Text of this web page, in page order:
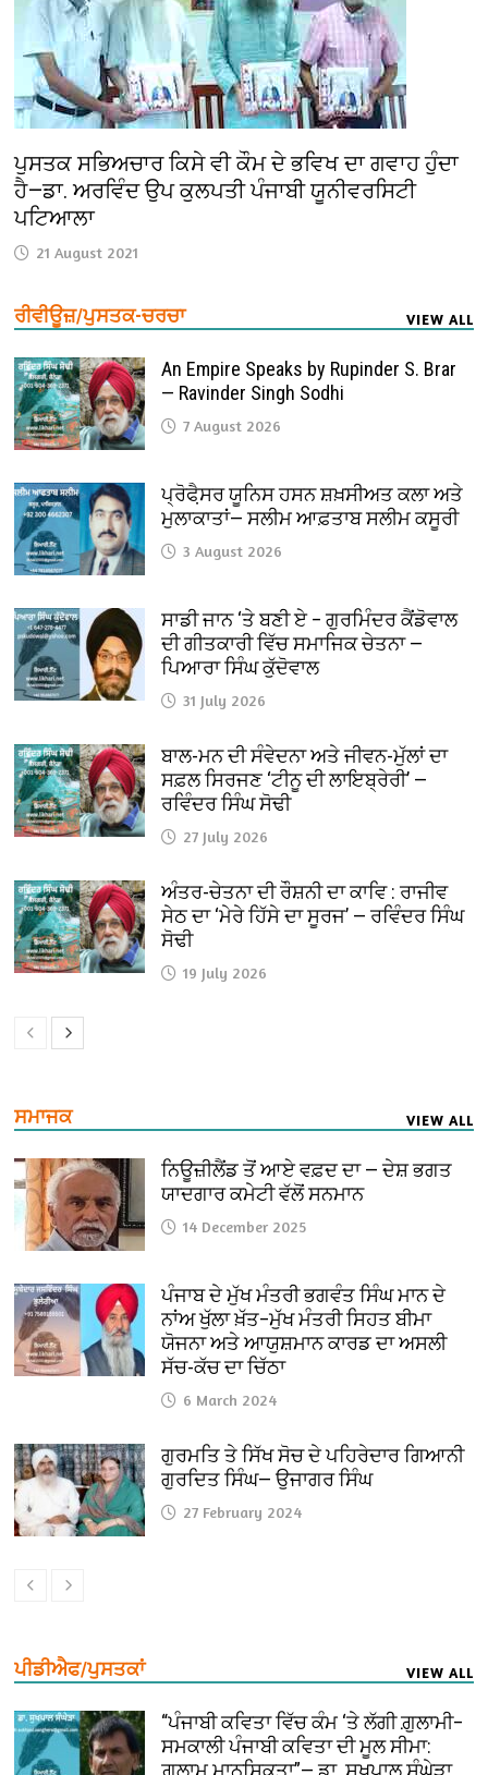
ਪੁਸਤਕ ਸਭਿਅਚਾਰ ਕਿਸੇ ਵੀ ਕੌਮ ਦੇ ਭਵਿਖ ਦਾ ਗਵਾਹ ਹੁੰਦਾ
ਹੈ—ਡਾ. ਅਰਵਿੰਦ ਉਪ ਕੁਲਪਤੀ ਪੰਜਾਬੀ ਯੂਨੀਵਰਸਿਟੀ
ਪਟਿਆਲਾ
21 August 2021
ਰੀਵੀਊਜ਼/ਪੁਸਤਕ-ਚਰਚਾ VIEW ALL
An Empire Speaks by Rupinder S. Brar
— Ravinder Singh Sodhi
7 August 2026
ਪ੍ਰੋਫੈ਼ਸਰ ਯੂਨਿਸ ਹਸਨ ਸ਼ਖ਼ਸੀਅਤ ਕਲਾ ਅਤੇ
ਮੁਲਾਕਾਤਾਂ— ਸਲੀਮ ਆਫ਼ਤਾਬ ਸਲੀਮ ਕਸੂਰੀ
3 August 2026
ਸਾਡੀ ਜਾਨ ‘ਤੇ ਬਣੀ ਏ – ਗੁਰਮਿੰਦਰ ਕੈਂਡੋਵਾਲ
ਦੀ ਗੀਤਕਾਰੀ ਵਿੱਚ ਸਮਾਜਿਕ ਚੇਤਨਾ —
ਪਿਆਰਾ ਸਿੰਘ ਕੁੱਦੋਵਾਲ
31 July 2026
ਬਾਲ-ਮਨ ਦੀ ਸੰਵੇਦਨਾ ਅਤੇ ਜੀਵਨ-ਮੁੱਲਾਂ ਦਾ
ਸਫ਼ਲ ਸਿਰਜਣ ‘ਟੀਨੂ ਦੀ ਲਾਇਬ੍ਰੇਰੀ’ —
ਰਵਿੰਦਰ ਸਿੰਘ ਸੋਢੀ
27 July 2026
ਅੰਤਰ-ਚੇਤਨਾ ਦੀ ਰੌਸ਼ਨੀ ਦਾ ਕਾਵਿ : ਰਾਜੀਵ
ਸੇਠ ਦਾ ‘ਮੇਰੇ ਹਿੱਸੇ ਦਾ ਸੂਰਜ’ — ਰਵਿੰਦਰ ਸਿੰਘ
ਸੋਢੀ
19 July 2026
ਸਮਾਜਕ VIEW ALL
ਨਿਊਜ਼ੀਲੈਂਡ ਤੋਂ ਆਏ ਵਫ਼ਦ ਦਾ — ਦੇਸ਼ ਭਗਤ
ਯਾਦਗਾਰ ਕਮੇਟੀ ਵੱਲੋਂ ਸਨਮਾਨ
14 December 2025
ਪੰਜਾਬ ਦੇ ਮੁੱਖ ਮੰਤਰੀ ਭਗਵੰਤ ਸਿੰਘ ਮਾਨ ਦੇ
ਨਾਂਅ ਖੁੱਲਾ ਖ਼ੱਤ–ਮੁੱਖ ਮੰਤਰੀ ਸਿਹਤ ਬੀਮਾ
ਯੋਜਨਾ ਅਤੇ ਆਯੁਸ਼ਮਾਨ ਕਾਰਡ ਦਾ ਅਸਲੀ
ਸੱਚ-ਕੱਚ ਦਾ ਚਿੱਠਾ
6 March 2024
ਗੁਰਮਤਿ ਤੇ ਸਿੱਖ ਸੋਚ ਦੇ ਪਹਿਰੇਦਾਰ ਗਿਆਨੀ
ਗੁਰਦਿਤ ਸਿੰਘ— ਉਜਾਗਰ ਸਿੰਘ
27 February 2024
ਪੀਡੀਐਫ/ਪੁਸਤਕਾਂ VIEW ALL
“ਪੰਜਾਬੀ ਕਵਿਤਾ ਵਿੱਚ ਕੰਮ ‘ਤੇ ਲੱਗੀ ਗ਼ੁਲਾਮੀ–
ਸਮਕਾਲੀ ਪੰਜਾਬੀ ਕਵਿਤਾ ਦੀ ਮੂਲ ਸੀਮਾ:
ਗ਼ੁਲਾਮ ਮਾਨਸਿਕਤਾ”— ਡਾ. ਸੁਖਪਾਲ ਸੰਘੇੜਾ